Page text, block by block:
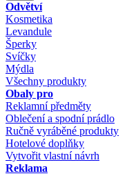
Odvětví
Kosmetika
Levandule
Šperky
Svíčky
Mýdla
Všechny produkty
Obaly pro
Reklamní předměty
Oblečení a spodní prádlo
Ručně vyráběné produkty
Hotelové doplňky
Vytvořit vlastní návrh
Reklama